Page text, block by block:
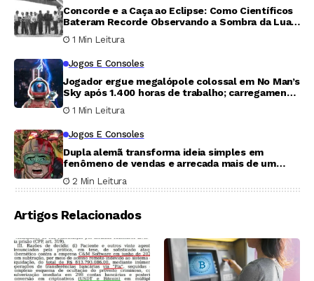
Concorde e a Caça ao Eclipse: Como Científicos
Bateram Recorde Observando a Sombra da Lua
1 Min Leitura
Jogos E Consoles
Jogador ergue megalópole colossal em No Man’s
Sky após 1.400 horas de trabalho; carregamento
1 Min Leitura
Jogos E Consoles
Dupla alemã transforma ideia simples em
fenômeno de vendas e arrecada mais de um
2 Min Leitura
Artigos Relacionados